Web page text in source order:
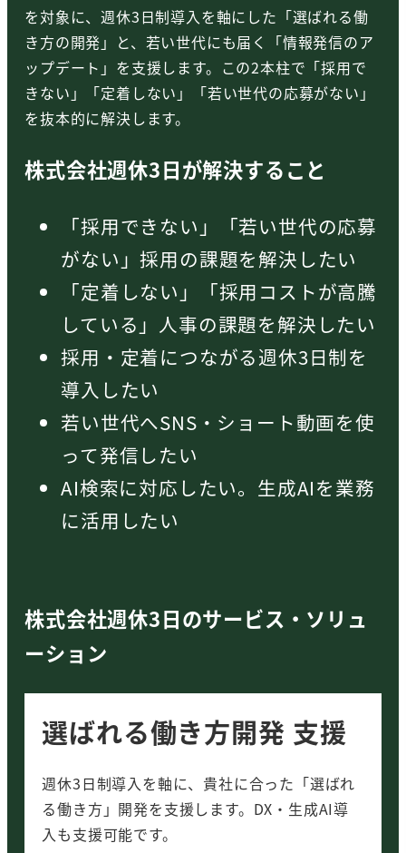
を対象に、週休3日制導入を軸にした「選ばれる働
き方の開発」と、若い世代にも届く「情報発信のア
ップデート」を支援します。この2本柱で「採用で
きない」「定着しない」「若い世代の応募がない」
を抜本的に解決します。
株式会社週休3日が解決すること
「採用できない」「若い世代の応募
がない」採用の課題を解決したい
「定着しない」「採用コストが高騰
している」人事の課題を解決したい
採用・定着につながる週休3日制を
導入したい
若い世代へSNS・ショート動画を使
って発信したい
AI検索に対応したい。生成AIを業務
に活用したい
株式会社週休3日のサービス・ソリュ
ーション
選ばれる働き方開発 支援
週休3日制導入を軸に、貴社に合った「選ばれ
る働き方」開発を支援します。DX・生成AI導
入も支援可能です。